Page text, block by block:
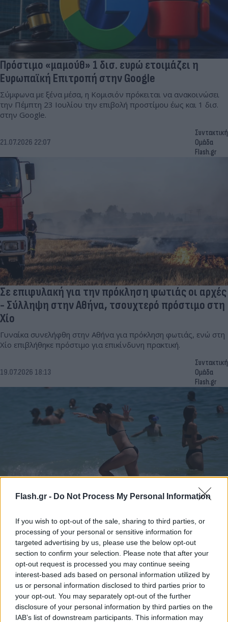
Flash.gr - Do Not Process My Personal Information
If you wish to opt-out of the sale, sharing to third parties, or
processing of your personal or sensitive information for
targeted advertising by us, please use the below opt-out
section to confirm your selection. Please note that after your
opt-out request is processed you may continue seeing
interest-based ads based on personal information utilized by
us or personal information disclosed to third parties prior to
your opt-out. You may separately opt-out of the further
disclosure of your personal information by third parties on the
IAB’s list of downstream participants. This information may
Πρόστιμο «μαμούθ» 1 δισ. ευρώ ετοιμάζει η
Ευρωπαϊκή Επιτροπή στην Google
Σύμφωνα με ξένα μέσα, η Κομισιόν πρόκειται να ανακοινώσει
την Πέμπτη 23 Ιουλίου την επιβολή προστίμου έως και 1 δισ.
στην Google.
21.07.2026 22:07
Συντακτική
Ομάδα
Flash.gr
Σε επιφυλακή για την πρόκληση φωτιάς οι αρχές
- Σύλληψη στην Αθήνα, τσουχτερό πρόστιμο στη
Χίο
Γυναίκα συνελήφθη στην Αθήνα για πρόκληση φωτιάς, ενώ στη
Χίο επιβλήθηκε πρόστιμο για επικίνδυνη πρακτική.
19.07.2026 18:13
Συντακτική
Ομάδα
Flash.gr
Ο οδηγός της παραλίας: Τι ισχύει για ρακέτες,
SUP και ελεύθερο κάμπινγκ - «Τσουχτερά» τα
πρόστιμα
Παραλίες και θαλάσσια σπορ: Οι κανόνες ασφαλείας και τα
πρόστιμα που πρέπει να γνωρίζουν οι λουόμενοι
19.07.2026 17:05
Χριστόδουλος
Σκούντας